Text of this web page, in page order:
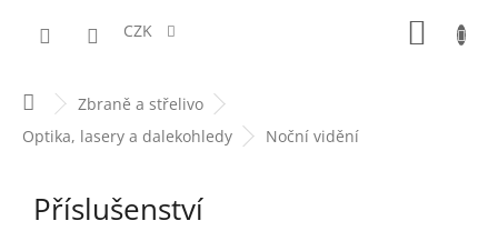
CZK
DomůZbraně a střelivo
Optika, lasery a dalekohledy
Noční vidění
Příslušenství